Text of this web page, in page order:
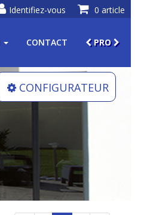
0 article
Identifiez-vous
CONTACT PRO
CONFIGURATEUR